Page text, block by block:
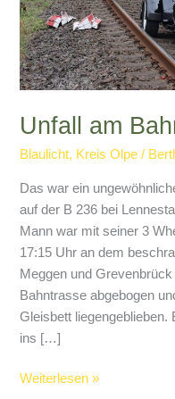
Unfall am
Blaulicht, Kreis Olpe /
Das war ein
auf der B 236 bei
Mann war mit seiner 3
17:15 Uhr an dem
Meggen und
Bahntrasse abgebogen
Gleisbett
ins […]
Unfall
Weiterlesen »